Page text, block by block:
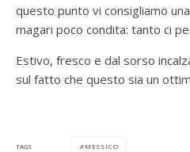
questo punto vi consigliamo
magari poco condita: tanto ci
Estivo, fresco e dal sorso
sul fatto che questo sia un
TAGS MESSICO